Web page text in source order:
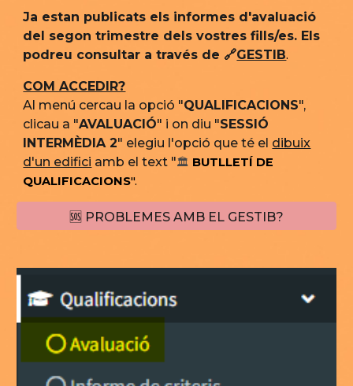
Ja estan publicats els informes d'avaluació
del segon trimestre dels vostres fills/es. Els
podreu consultar a través de 🔗GESTIB.
COM ACCEDIR?
Al menú cercau la opció "QUALIFICACIONS",
clicau a "AVALUACIÓ" i on diu "SESSIÓ
INTERMÈDIA 2" elegiu l'opció que té el dibuix
d'un edifici amb el text "🏛️ BUTLLETÍ DE
QUALIFICACIONS".
🆘 PROBLEMES AMB EL GESTIB?